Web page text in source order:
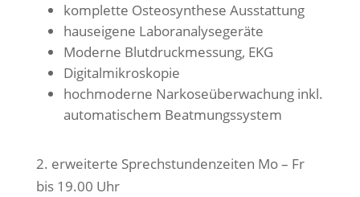
komplette Osteosynthese Ausstattung
hauseigene Laboranalysegeräte
Moderne Blutdruckmessung, EKG
Digitalmikroskopie
hochmoderne Narkoseüberwachung inkl.
automatischem Beatmungssystem
2. erweiterte Sprechstundenzeiten Mo – Fr
bis 19.00 Uhr